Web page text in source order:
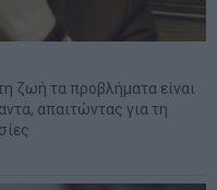
ζωή τα προβλήματα είναι
απαιτώντας για τη